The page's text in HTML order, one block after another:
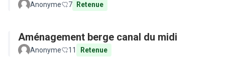
Anonyme 7 Retenue
Aménagement berge canal du midi
Anonyme 11 Retenue